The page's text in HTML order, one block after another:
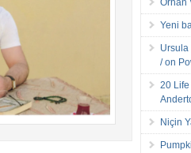
Orhan
Yeni
Ursula
/ on
20
Niçin